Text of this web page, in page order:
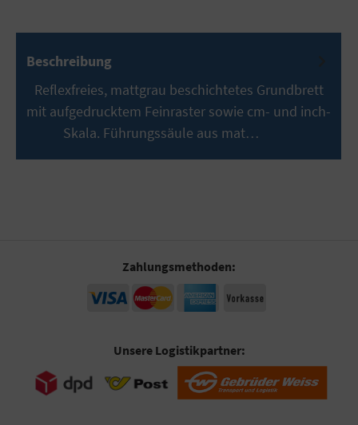
Beschreibung
Reflexfreies, mattgrau beschichtetes Grundbrett
mit aufgedrucktem Feinraster sowie cm- und inch-
Skala. Führungssäule aus mat…
Zahlungsmethoden:
Unsere Logistikpartner: